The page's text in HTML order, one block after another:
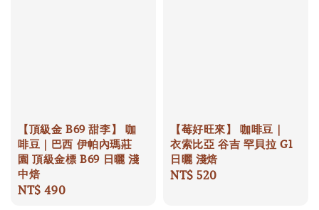
【頂級金 B69 甜李】 咖
啡豆｜巴西 伊帕內瑪莊
園 頂級金標 B69 日曬 淺
中焙
Regular
NT$ 490
【莓好旺來】 咖啡豆｜
衣索比亞 谷吉 罕貝拉 G1
日曬 淺焙
Regular
NT$ 520